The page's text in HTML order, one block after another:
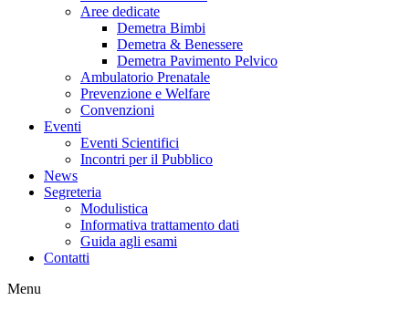
Aree dedicate
Demetra Bimbi
Demetra & Benessere
Demetra Pavimento Pelvico
Ambulatorio Prenatale
Prevenzione e Welfare
Convenzioni
Eventi
Eventi Scientifici
Incontri per il Pubblico
News
Segreteria
Modulistica
Informativa trattamento dati
Guida agli esami
Contatti
Menu